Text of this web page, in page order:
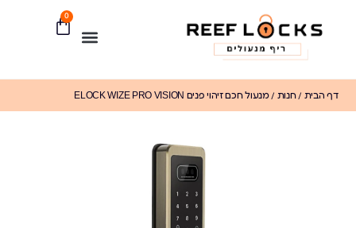
0
דף הבית /חנות /מנעול חכם זיהוי פנים ELOCK WIZE PRO VISION